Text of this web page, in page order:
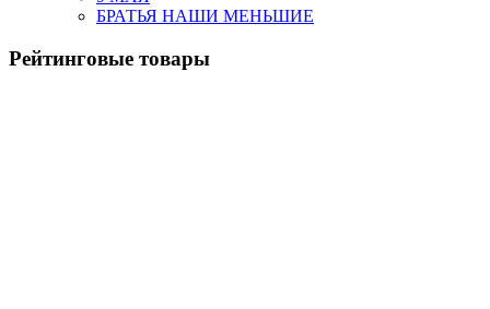
БРАТЬЯ НАШИ МЕНЬШИЕ
Рейтинговые товары